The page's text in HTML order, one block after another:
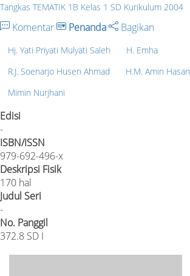
Tangkas TEMATIK 1B Kelas 1 SD Kurikulum 2004
Komentar Penanda Bagikan
Hj. Yati Priyati Mulyati Saleh
H. Emha
R.J. Soenarjo Husen Ahmad
H.M. Amin Hasan
Mimin Nurjhani
Edisi
-
ISBN/ISSN
979-692-496-x
Deskripsi Fisik
170 hal
Judul Seri
-
No. Panggil
372.8 SD I